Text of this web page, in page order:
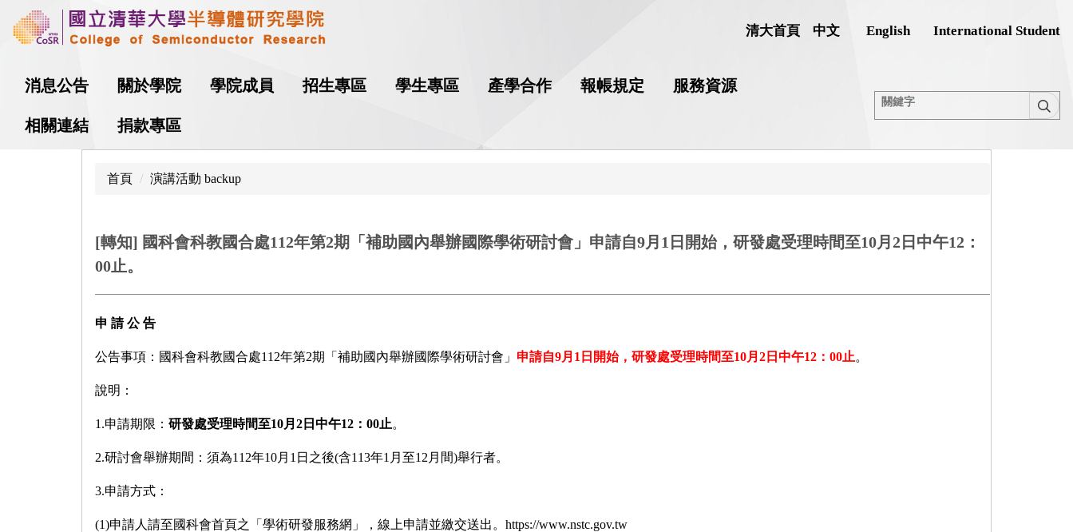
跳
到
清大首頁 中文 English International Student
消息公告 關於學院 學院成員 招生專區 學生專區 產學合作 報帳規定 服務資源
相關連結 捐款專區
首頁 演講活動 backup
[轉知] 國科會科教國合處112年第2期「補助國內舉辦國際學術研討會」申請自9月1日開始，研發處受理時間至10月2日中午12：
00止。
申 請 公 告
公告事項：國科會科教國合處112年第2期「補助國內舉辦國際學術研討會」 申請自9月 1 日開始，研發處受理時間至10月 2 日中午12 ： 00止。
說明：
1.申請期限： 研發處受理時間至10月 2 日中午12 ： 00止。
2.研討會舉辦期間：須為112年10月1日之後(含113年1月至12月間)舉行者。
3.申請方式：
(1)申請人請至國科會首頁之「學術研發服務網」，線上申請並繳交送出。 https://www.nstc.gov.tw